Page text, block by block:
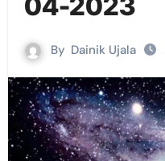
By Dainik Ujala